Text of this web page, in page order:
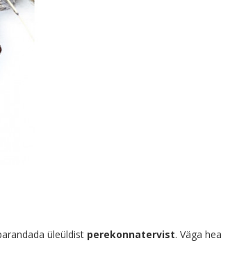
üleüldist perekonnatervist. Väga hea